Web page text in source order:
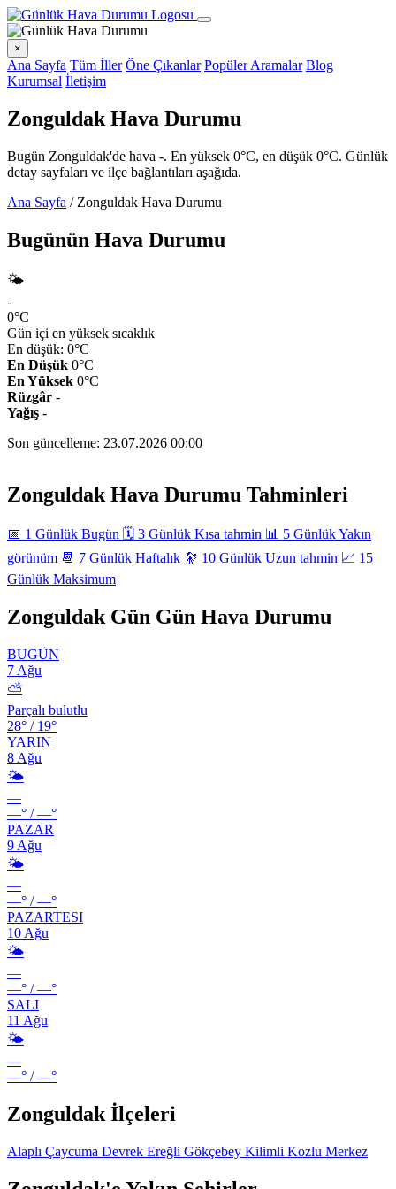
×
Ana Sayfa Tüm İller Öne Çıkanlar Popüler Aramalar Blog
Kurumsal İletişim
Zonguldak Hava Durumu
Bugün Zonguldak'de hava -. En yüksek 0°C, en düşük 0°C. Günlük
detay sayfaları ve ilçe bağlantıları aşağıda.
Ana Sayfa / Zonguldak Hava Durumu
Bugünün Hava Durumu
🌤️
-
0°C
Gün içi en yüksek sıcaklık
En düşük: 0°C
En Düşük 0°C
En Yüksek 0°C
Rüzgâr -
Yağış -
Son güncelleme: 23.07.2026 00:00
+
Zonguldak Hava Durumu Tahminleri
📅 1 Günlük Bugün 🗓️ 3 Günlük Kısa tahmin 📊 5 GünlükYakın
görünüm 📆 7 Günlük Haftalık 🔭 10 Günlük Uzun tahmin 📈 15
Günlük Maksimum
Zonguldak Gün Gün Hava Durumu
BUGÜN
7 Ağu
⛅
Parçalı bulutlu
28° / 19°
YARIN
8 Ağu
🌤️
—
—° / —°
PAZAR
9 Ağu
🌤️
—
—° / —°
PAZARTESI
10 Ağu
🌤️
—
—° / —°
SALI
11 Ağu
🌤️
—
—° / —°
Zonguldak İlçeleri
Alaplı Çaycuma Devrek Ereğli Gökçebey Kilimli Kozlu Merkez